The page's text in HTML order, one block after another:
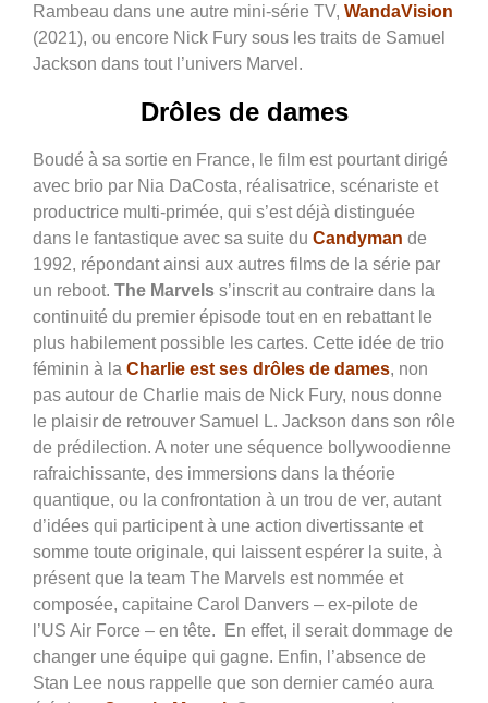
Rambeau dans une autre mini-série TV, WandaVision
(2021), ou encore Nick Fury sous les traits de Samuel
Jackson dans tout l’univers Marvel.
Drôles de dames
Boudé à sa sortie en France, le film est pourtant dirigé
avec brio par Nia DaCosta, réalisatrice, scénariste et
productrice multi-primée, qui s’est déjà distinguée
dans le fantastique avec sa suite du Candyman de
1992, répondant ainsi aux autres films de la série par
un reboot. The Marvels s’inscrit au contraire dans la
continuité du premier épisode tout en en rebattant le
plus habilement possible les cartes. Cette idée de trio
féminin à la Charlie est ses drôles de dames, non
pas autour de Charlie mais de Nick Fury, nous donne
le plaisir de retrouver Samuel L. Jackson dans son rôle
de prédilection. A noter une séquence bollywoodienne
rafraichissante, des immersions dans la théorie
quantique, ou la confrontation à un trou de ver, autant
d’idées qui participent à une action divertissante et
somme toute originale, qui laissent espérer la suite, à
présent que la team The Marvels est nommée et
composée, capitaine Carol Danvers – ex-pilote de
l’US Air Force – en tête. En effet, il serait dommage de
changer une équipe qui gagne. Enfin, l’absence de
Stan Lee nous rappelle que son dernier caméo aura